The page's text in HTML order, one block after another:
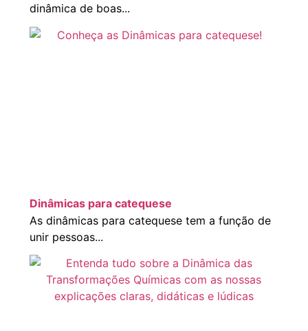
dinâmica de boas...
Dinâmicas para catequese
As dinâmicas para catequese tem a função de
unir pessoas...